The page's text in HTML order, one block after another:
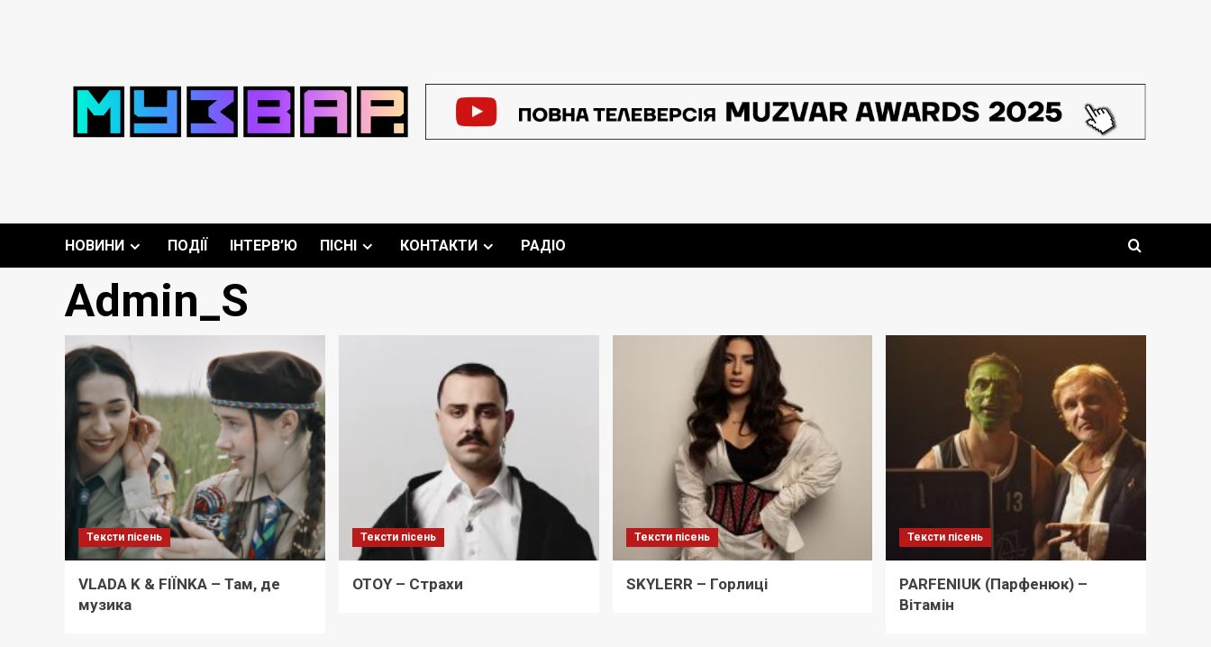
НОВИНИ ПОДІЇ ІНТЕРВ’Ю ПІСНІ КОНТАКТИ РАДІО
Admin_S
Тексти пісень
VLADA K & FIÏNKA – Там, де
музика
Тексти пісень
OTOY – Страхи
Тексти пісень
SKYLERR – Горлиці
Тексти пісень
PARFENIUK (Парфенюк) –
Вітамін